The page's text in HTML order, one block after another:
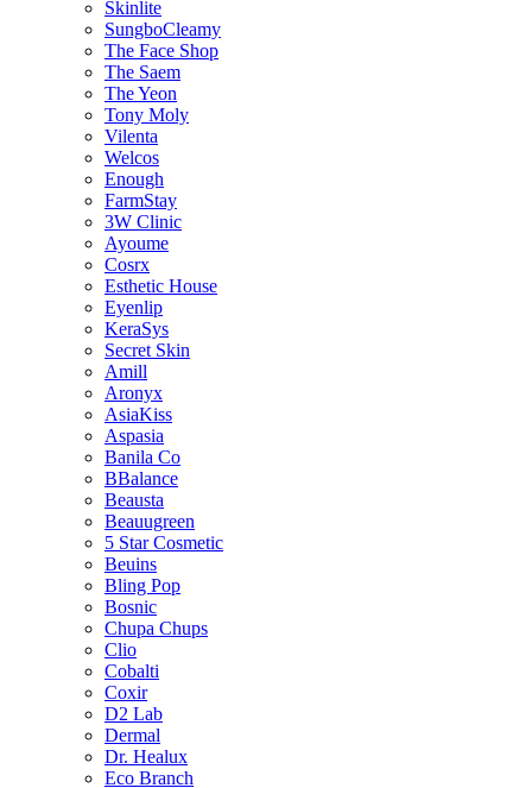
Skinlite
SungboCleamy
The Face Shop
The Saem
The Yeon
Tony Moly
Vilenta
Welcos
Enough
FarmStay
3W Clinic
Ayoume
Cosrx
Esthetic House
Eyenlip
KeraSys
Secret Skin
Amill
Aronyx
AsiaKiss
Aspasia
Banila Co
BBalance
Beausta
Beauugreen
5 Star Cosmetic
Beuins
Bling Pop
Bosnic
Chupa Chups
Clio
Cobalti
Coxir
D2 Lab
Dermal
Dr. Healux
Eco Branch